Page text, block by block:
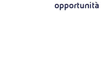
opportunità